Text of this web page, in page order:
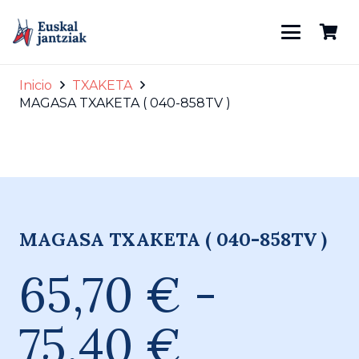
Inicio
TXAKETA
MAGASA TXAKETA ( 040-858TV )
MAGASA TXAKETA ( 040-858TV )
65,70 € -
75,40 €